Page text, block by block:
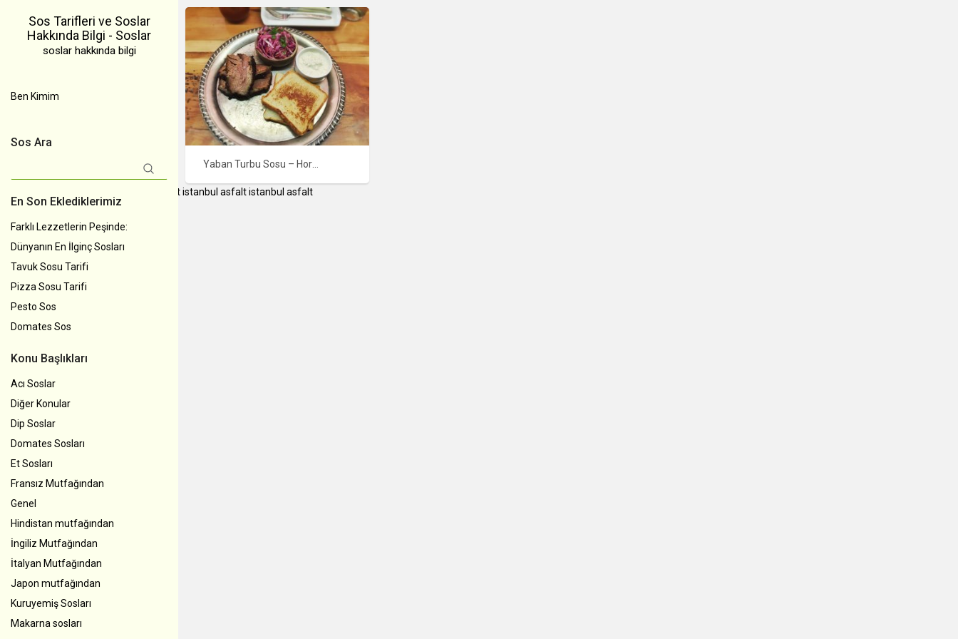
Sos Tarifleri ve Soslar
Hakkında Bilgi - Soslar
soslar hakkında bilgi
Ben Kimim
Sos Ara
En Son Eklediklerimiz
Farklı Lezzetlerin Peşinde:
Dünyanın En İlginç Sosları
Tavuk Sosu Tarifi
Pizza Sosu Tarifi
Pesto Sos
Domates Sos
Konu Başlıkları
Acı Soslar
Diğer Konular
Dip Soslar
Domates Sosları
Et Sosları
Fransız Mutfağından
Genel
Hindistan mutfağından
İngiliz Mutfağından
İtalyan Mutfağından
Japon mutfağından
Kuruyemiş Sosları
Makarna sosları
İstanbul Asfaltistanbul asfaltistanbul asfalt